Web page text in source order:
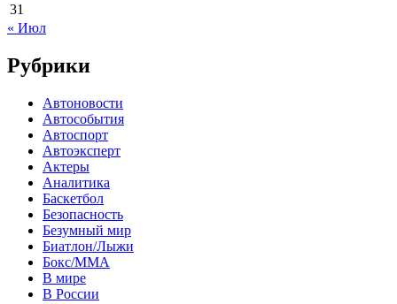
31
« Июл
Рубрики
Автоновости
Автособытия
Автоспорт
Автоэксперт
Актеры
Аналитика
Баскетбол
Безопасность
Безумный мир
Биатлон/Лыжи
Бокс/MMA
В мире
В России